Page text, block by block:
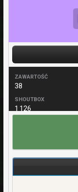
ZAWARTOŚĆ
38
SHOUTBOX
1 126
29 Listopad 2013